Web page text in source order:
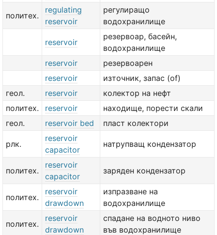
политех.
regulating
reservoir
регулиращо
водохранилище
reservoir
резервоар, басейн,
водохранилище
reservoir
резервоарен
reservoir
източник, запас (of)
геол.
reservoir
колектор на нефт
политех.
reservoir
находище, порести скали
геол.
reservoir bed пласт колектори
рлк.
reservoir
capacitor
натрупващ кондензатор
политех.
reservoir
capacitor
заряден кондензатор
политех.
reservoir
drawdown
изпразване на
водохранилище
политех.
reservoir
drawdown
спадане на водното ниво
във водохранилище